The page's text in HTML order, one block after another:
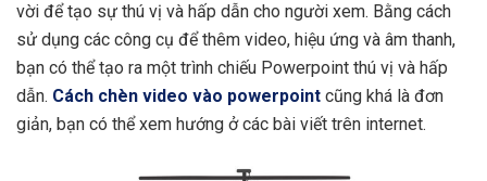
vời để tạo sự thú vị và hấp dẫn cho người xem. Bằng cách
sử dụng các công cụ để thêm video, hiệu ứng và âm thanh,
bạn có thể tạo ra một trình chiếu Powerpoint thú vị và hấp
dẫn. Cách chèn video vào powerpoint cũng khá là đơn
giản, bạn có thể xem hướng ở các bài viết trên internet.